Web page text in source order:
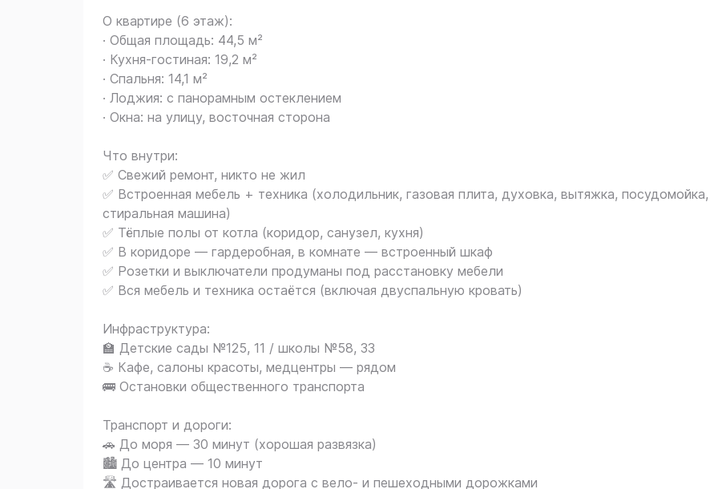
О квартире (6 этаж):
· Общая площадь: 44,5 м²
· Кухня-гостиная: 19,2 м²
· Спальня: 14,1 м²
· Лоджия: с панорамным остеклением
· Окна: на улицу, восточная сторона
Что внутри:
✅ Свежий ремонт, никто не жил
✅ Встроенная мебель + техника (холодильник, газовая плита, духовка, вытяжка, посудомойка,
стиральная машина)
✅ Тёплые полы от котла (коридор, санузел, кухня)
✅ В коридоре — гардеробная, в комнате — встроенный шкаф
✅ Розетки и выключатели продуманы под расстановку мебели
✅ Вся мебель и техника остаётся (включая двуспальную кровать)
Инфраструктура:
🏫 Детские сады №125, 11 / школы №58, 33
☕️ Кафе, салоны красоты, медцентры — рядом
🚌 Остановки общественного транспорта
Транспорт и дороги:
🚗 До моря — 30 минут (хорошая развязка)
🏙 До центра — 10 минут
🛣 Достраивается новая дорога с вело‑ и пешеходными дорожками